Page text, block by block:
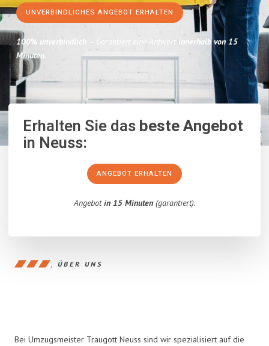
UNVERBINDLICHES ANGEBOT ERHALTEN
100% unverbindlich – Garantiert eine Antwort innerhalb von 15
Minuten.
Erhalten Sie dasbeste Angebot
in Neuss:
ANGEBOT ERHALTEN
Angebotin 15 Minuten(garantiert).
ÜBER UNS
Bei Umzugsmeister Traugott Neuss sind wir spezialisiert auf die